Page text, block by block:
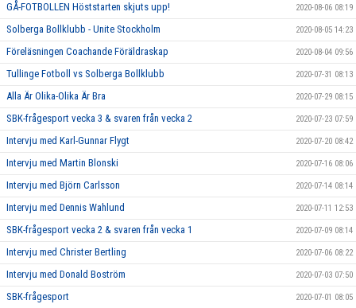
GÅ-FOTBOLLEN Höststarten skjuts upp! 2020-08-06 08:19
Solberga Bollklubb - Unite Stockholm 2020-08-05 14:23
Föreläsningen Coachande Föräldraskap 2020-08-04 09:56
Tullinge Fotboll vs Solberga Bollklubb 2020-07-31 08:13
Alla Är Olika-Olika Är Bra 2020-07-29 08:15
SBK-frågesport vecka 3 & svaren från vecka 2 2020-07-23 07:59
Intervju med Karl-Gunnar Flygt 2020-07-20 08:42
Intervju med Martin Blonski 2020-07-16 08:06
Intervju med Björn Carlsson 2020-07-14 08:14
Intervju med Dennis Wahlund 2020-07-11 12:53
SBK-frågesport vecka 2 & svaren från vecka 1 2020-07-09 08:14
Intervju med Christer Bertling 2020-07-06 08:22
Intervju med Donald Boström 2020-07-03 07:50
SBK-frågesport 2020-07-01 08:05